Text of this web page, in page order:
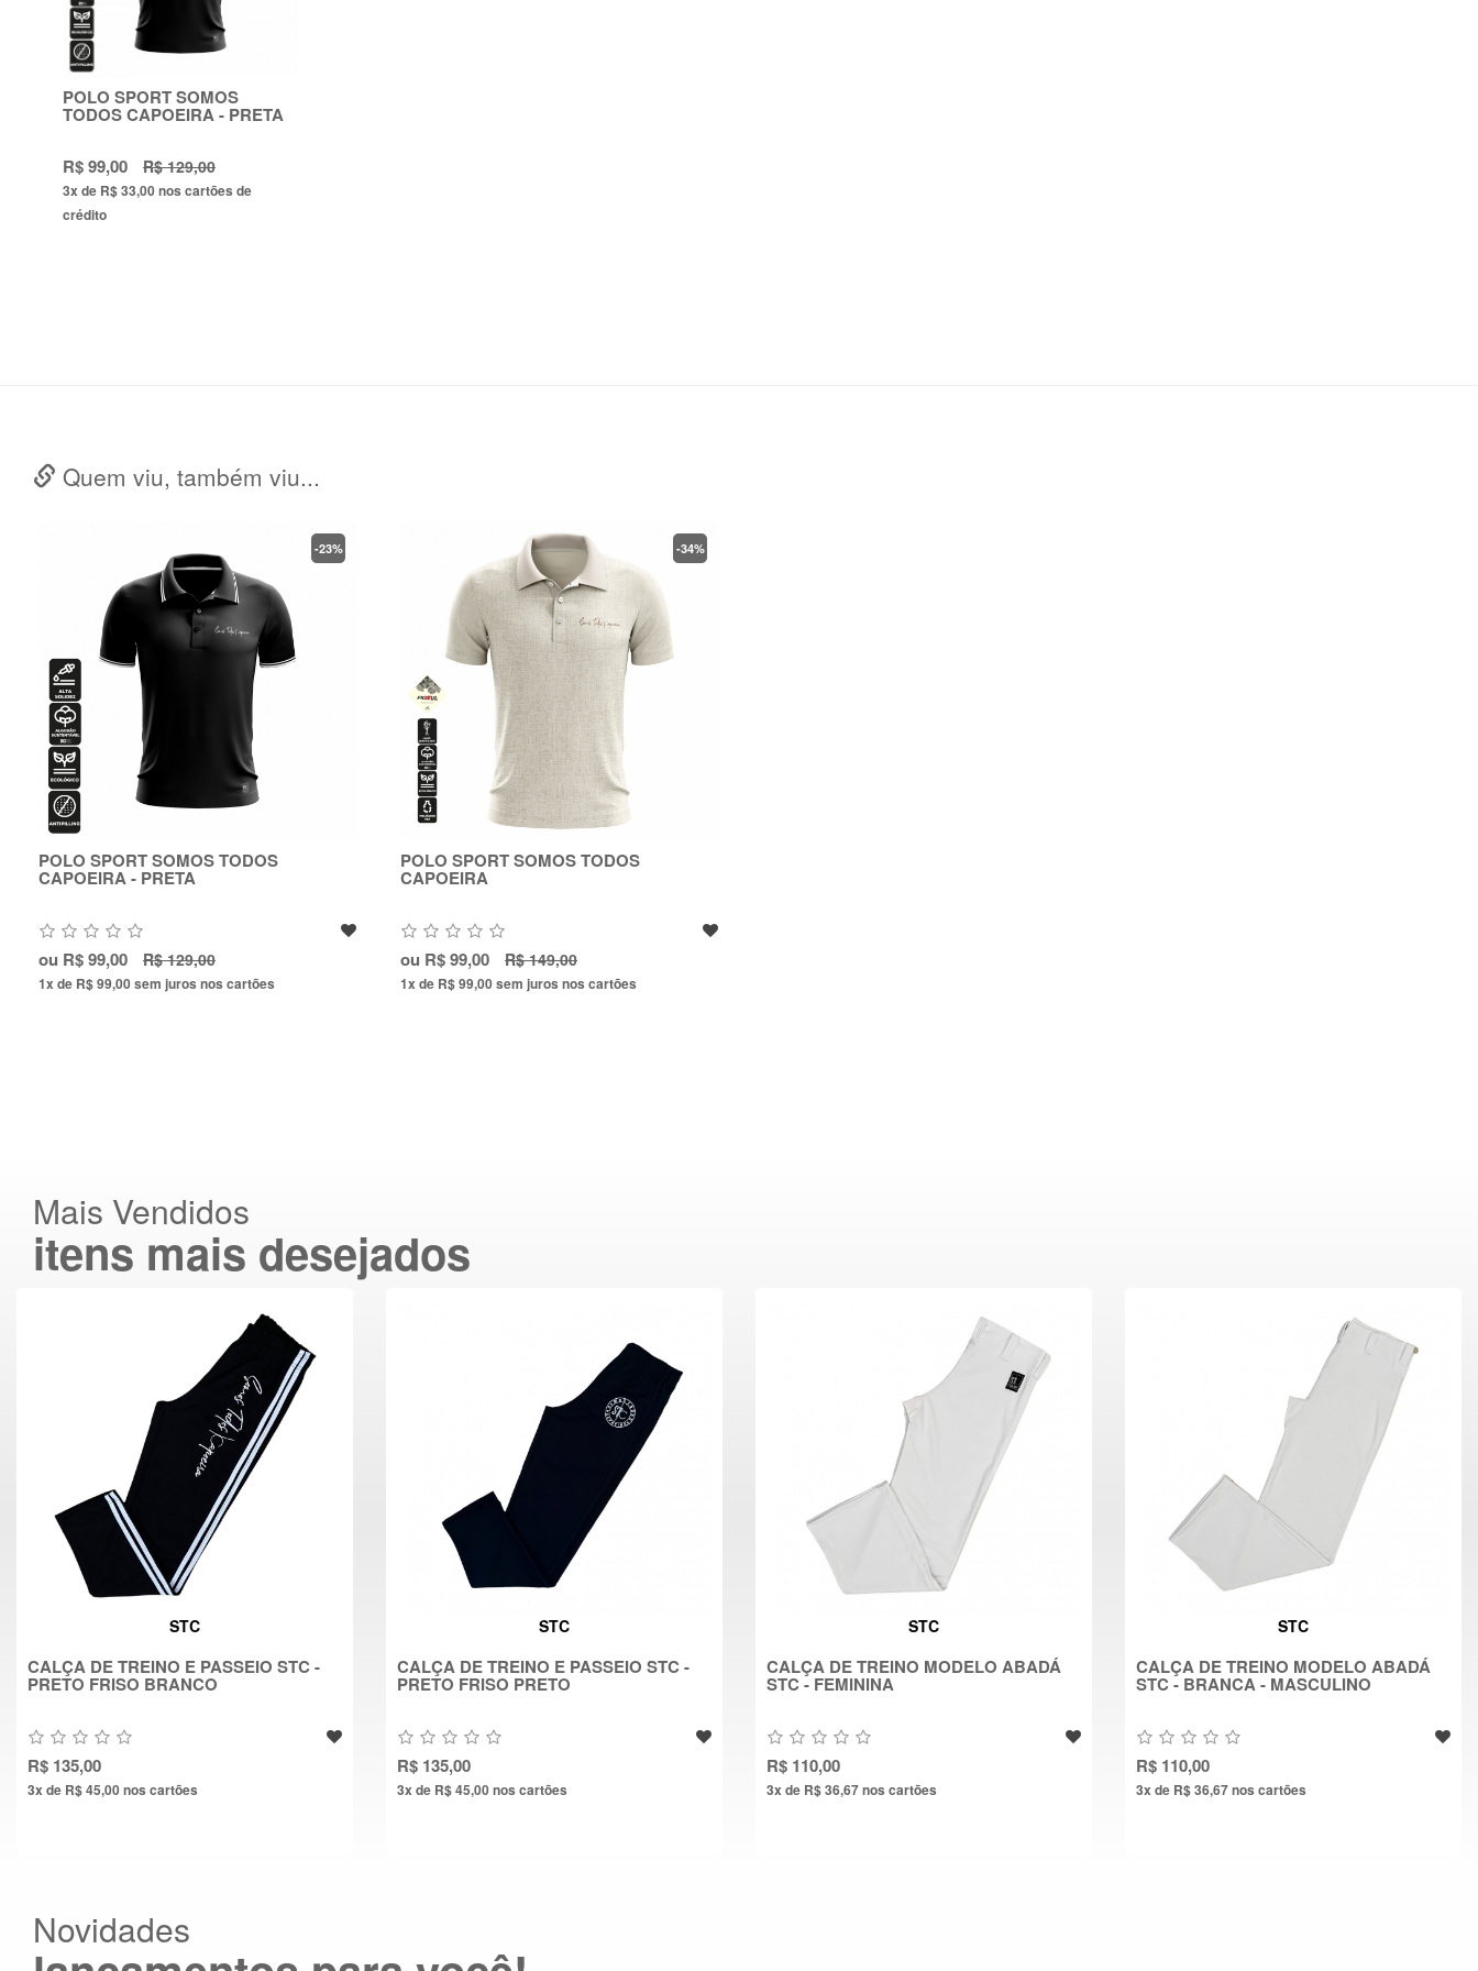
POLO SPORT SOMOS
TODOS CAPOEIRA - PRETA
R$ 99,00 R$ 129,00
3x de R$ 33,00nos cartões de
crédito
Quem viu, também viu...
POLO SPORT SOMOS TODOS
CAPOEIRA - PRETA
ou
-23%
R$ 99,00 R$ 129,00
1x de R$ 99,00sem juros nos cartões
POLO SPORT SOMOS TODOS
CAPOEIRA
ou
-34%
R$ 99,00 R$ 149,00
1x de R$ 99,00sem juros nos cartões
Mais Vendidos
itens mais desejados
STC
CALÇA DE TREINO E PASSEIO STC -
PRETO FRISO BRANCO
R$ 135,00
3x de R$ 45,00nos cartões
STC
CALÇA DE TREINO E PASSEIO STC -
PRETO FRISO PRETO
R$ 135,00
3x de R$ 45,00nos cartões
STC
CALÇA DE TREINO MODELO ABADÁ
STC - FEMININA
R$ 110,00
3x de R$ 36,67nos cartões
STC
CALÇA DE TREINO MODELO ABADÁ
STC - BRANCA - MASCULINO
R$ 110,00
3x de R$ 36,67nos cartões
Novidades